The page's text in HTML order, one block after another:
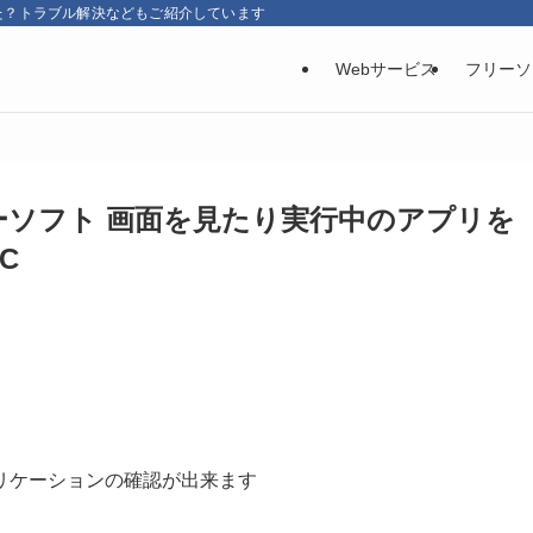
トラブル解決などもご紹介しています
Webサービス フリー
フト 画面を見たり実行中のアプリを
ーションの確認が出来ます